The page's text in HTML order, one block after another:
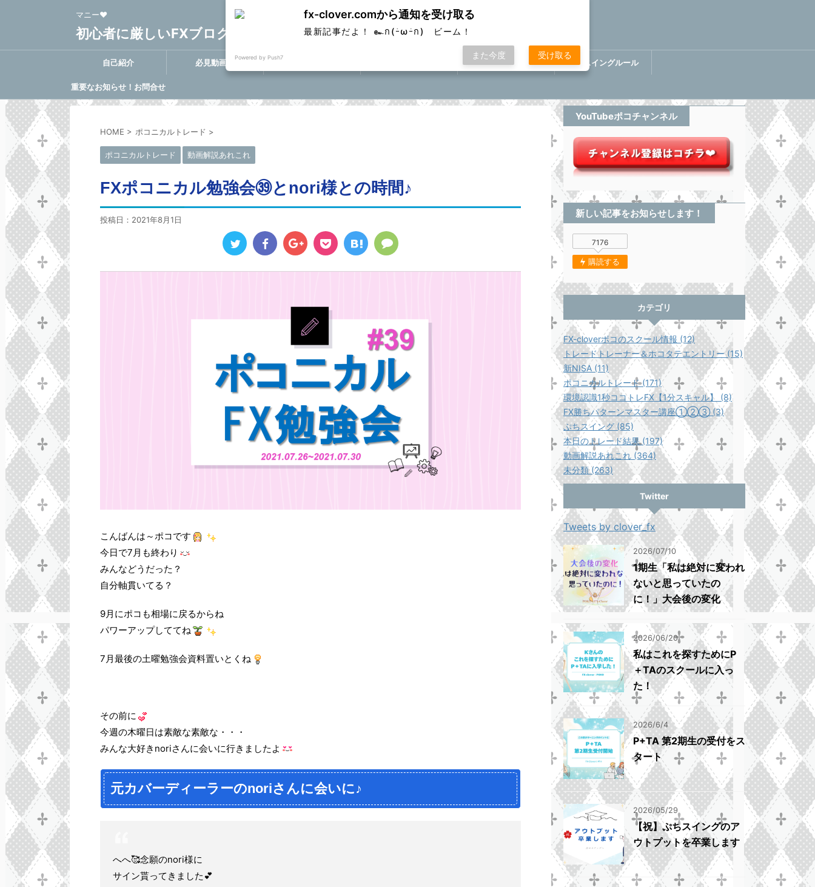
マニー❤
初心者に厳しいFXブログ FX-Clover
自己紹介 必見動画集 FXポコニカルマスター講 ぷちスイングルール
トレード】
重要なお知らせ！お問合せ
HOME > ポコニカルトレード >
ポコニカルトレード 動画解説あれこれ
FXポコニカル勉強会㊴とnori様との時間♪
投稿日： 2021年8月1日
こんばんは～ポコです
今日で7月も終わり
みんなどうだった？
自分軸貫いてる？
9月にポコも相場に戻るからね
パワーアップしててね
7月最後の土曜勉強会資料置いとくね
その前に
今週の木曜日は素敵な素敵な・・・
みんな大好きnoriさんに会いに行きましたよ
元カバーディーラーのnoriさんに会いに♪
へへ🥰念願のnori様に
サイン貰ってきました💕
YouTubeポコチャンネル
新しい記事をお知らせします！
7176
購読する
カテゴリ
FX-cloverポコのスクール情報 (12)
トレードトレーナー＆ホコタテエントリー (15)
新NISA (11)
ポコニカルトレード (171)
環境認識1秒ココトレFX【1分スキャル】 (8)
FX勝ちパターンマスター講座①②③ (3)
ぷちスイング (85)
本日のトレード結果 (197)
動画解説あれこれ (364)
未分類 (263)
Twitter
Tweets by clover_fx
2026/07/10
1期生「私は絶対に変われ
ないと思っていたの
に！」大会後の変化
2026/06/20
私はこれを探すためにP
＋TAのスクールに入っ
た！
2026/6/4
P+TA 第2期生の受付をス
タート
2026/05/29
【祝】ぷちスイングのア
ウトプットを卒業します
fx-clover.comから通知を受け取る
最新記事だよ！ ๛ก(ｰ̀ωｰ́ก) ビーム！
Powered by Push7 また今度 受け取る